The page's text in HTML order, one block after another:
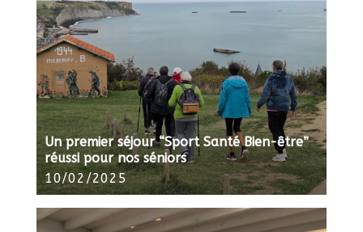
Un premier séjour “Sport Santé Bien-être”
réussi pour nos séniors
10/02/2025